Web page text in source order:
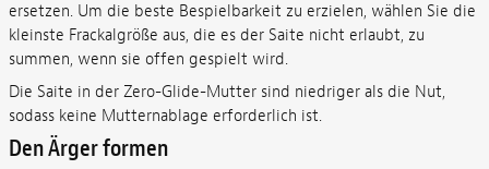
ersetzen. Um die beste Bespielbarkeit zu erzielen, wählen Sie die
kleinste Frackalgröße aus, die es der Saite nicht erlaubt, zu
summen, wenn sie offen gespielt wird.
Die Saite in der Zero-Glide-Mutter sind niedriger als die Nut,
sodass keine Mutternablage erforderlich ist.
Den Ärger formen